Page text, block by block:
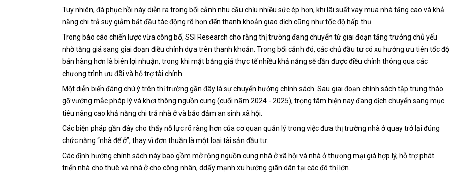
Tuy nhiên, đà phục hồi này diễn ra trong bối cảnh nhu cầu chịu nhiều sức ép hơn, khi lãi suất vay mua nhà tăng cao và khả
năng chi trả suy giảm bắt đầu tác động rõ hơn đến thanh khoản giao dịch cũng như tốc độ hấp thụ.
Trong báo cáo chiến lược vừa công bố, SSI Research cho rằng thị trường đang chuyển từ giai đoạn tăng trưởng chủ yếu
nhờ tăng giá sang giai đoạn điều chỉnh dựa trên thanh khoản. Trong bối cảnh đó, các chủ đầu tư có xu hướng ưu tiên tốc độ
bán hàng hơn là biên lợi nhuận, trong khi mặt bằng giá thực tế nhiều khả năng sẽ dần được điều chỉnh thông qua các
chương trình ưu đãi và hỗ trợ tài chính.
Một diễn biến đáng chú ý trên thị trường gần đây là sự chuyển hướng chính sách. Sau giai đoạn chính sách tập trung tháo
gỡ vướng mắc pháp lý và khơi thông nguồn cung (cuối năm 2024 - 2025), trọng tâm hiện nay đang dịch chuyển sang mục
tiêu nâng cao khả năng chi trả nhà ở và bảo đảm an sinh xã hội.
Các biện pháp gần đây cho thấy nỗ lực rõ ràng hơn của cơ quan quản lý trong việc đưa thị trường nhà ở quay trở lại đúng
chức năng “nhà để ở”, thay vì đơn thuần là một loại tài sản đầu tư.
Các định hướng chính sách này bao gồm mở rộng nguồn cung nhà ở xã hội và nhà ở thương mại giá hợp lý, hỗ trợ phát
triển nhà cho thuê và nhà ở cho công nhân, ddẩy mạnh xu hướng giãn dân tại các đô thị lớn.